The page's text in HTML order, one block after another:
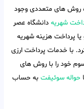
روش های متعددی وجود
شهریه دانشگاه عصر
پرداخت هزینه شهریه
با خدمات پرداخت ارزی
خود را با روش های
حواله سوئیفت به حساب